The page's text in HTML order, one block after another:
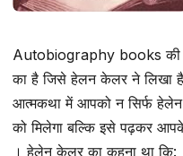
Autobiography books की
का है जिसे हेलन केलर ने लिखा
आत्मकथा में आपको न सिर्फ
को मिलेगा बल्कि इसे पढ़कर
। हेलेन केलर का कहना था कि: